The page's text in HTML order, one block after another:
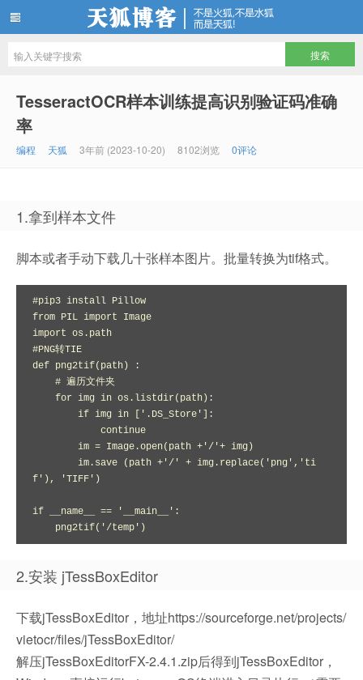
TesseractOCR样本训练提高识别验证码准确
率
编程 天狐 3年前 (2023-10-20) 8102浏览 0评论
1.拿到样本文件
脚本或者手动下载几十张样本图片。批量转换为tif格式。
#pip3 install Pillow
from PIL import Image
import os.path
#PNG转TIE
def png2tif(path) :
f'), 'TIFF')
if __name__ == '__main__':
    png2tif('/temp')
2.安装 jTessBoxEditor
下载jTessBoxEditor，地址https://sourceforge.net/projects/
vietocr/files/jTessBoxEditor/
解压jTessBoxEditorFX-2.4.1.zip后得到jTessBoxEditor，